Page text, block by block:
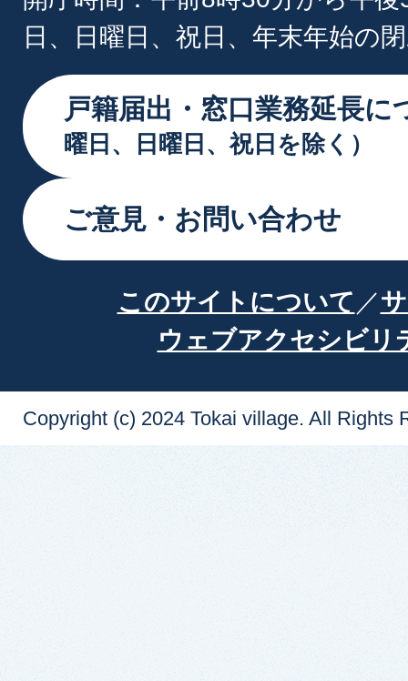
日、日曜日、祝日、年末年始の
戸籍届出・窓口業務延長に
曜日、日曜日、祝日を除く）
ご意見・お問い合わせ
このサイトについて
ウェブアクセシビリ
Copyright (c) 2024 Tokai village. All Rights